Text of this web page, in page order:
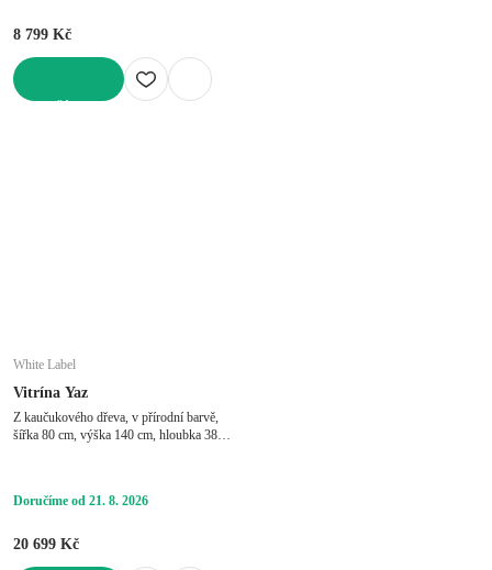
8 799 Kč
White Label
Vitrína Yaz
Z kaučukového dřeva, v přírodní barvě,
šířka 80 cm, výška 140 cm, hloubka 38
Doručíme od 21. 8. 2026
20 699 Kč